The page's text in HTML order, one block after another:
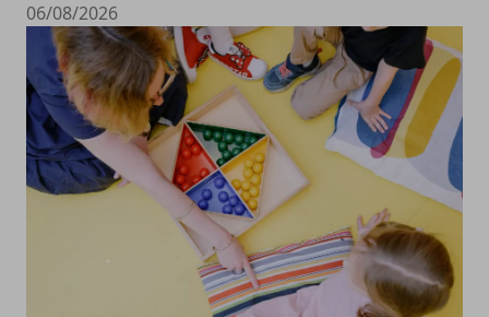
06/08/2026